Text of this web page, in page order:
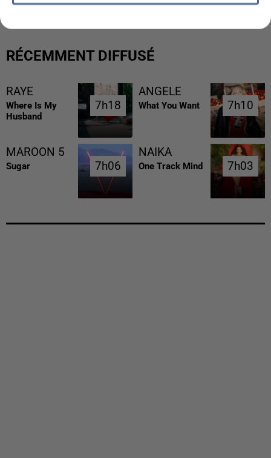
RÉCEMMENT DIFFUSÉ
RAYE
Where Is My
Husband
7h18
7h18
ANGELE
What You Want 7h10
7h10
MAROON 5
Sugar 7h06
7h06
NAIKA
One Track Mind 7h03
7h03